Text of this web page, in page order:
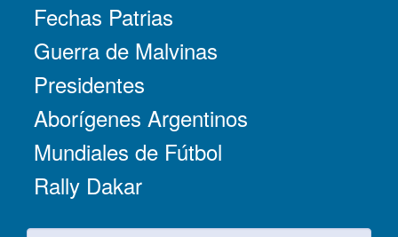
Fechas Patrias
Guerra de Malvinas
Presidentes
Aborígenes Argentinos
Mundiales de Fútbol
Rally Dakar